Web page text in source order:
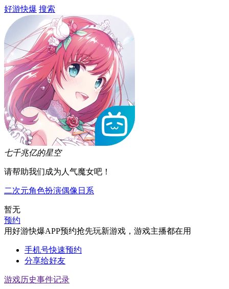
好游快爆 搜索
七千兆亿的星空
请帮助我们成为人气魔女吧！
二次元角色扮演偶像 日系
暂无
预约
用好游快爆APP预约抢先玩新游戏，游戏主播都在用
手机号快速预约
分享给好友
游戏历史事件记录